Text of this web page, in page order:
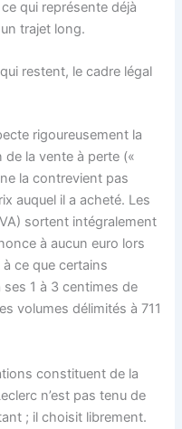
qui représente déjà
trajet long.
restent, le cadre légal
rigoureusement la
de la vente à perte («
la contrevient pas
auquel il a acheté. Les
sortent intégralement
à aucun euro lors
ce que certains
1 à 3 centimes de
volumes délimités à 711
constituent de la
n’est pas tenu de
; il choisit librement.